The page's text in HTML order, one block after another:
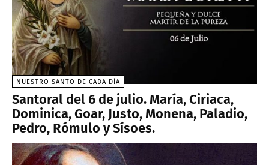
NUESTRO SANTO DE CADA DÍA
Santoral del 6 de julio. María, Ciriaca,
Dominica, Goar, Justo, Monena, Paladio,
Pedro, Rómulo y Sísoes.